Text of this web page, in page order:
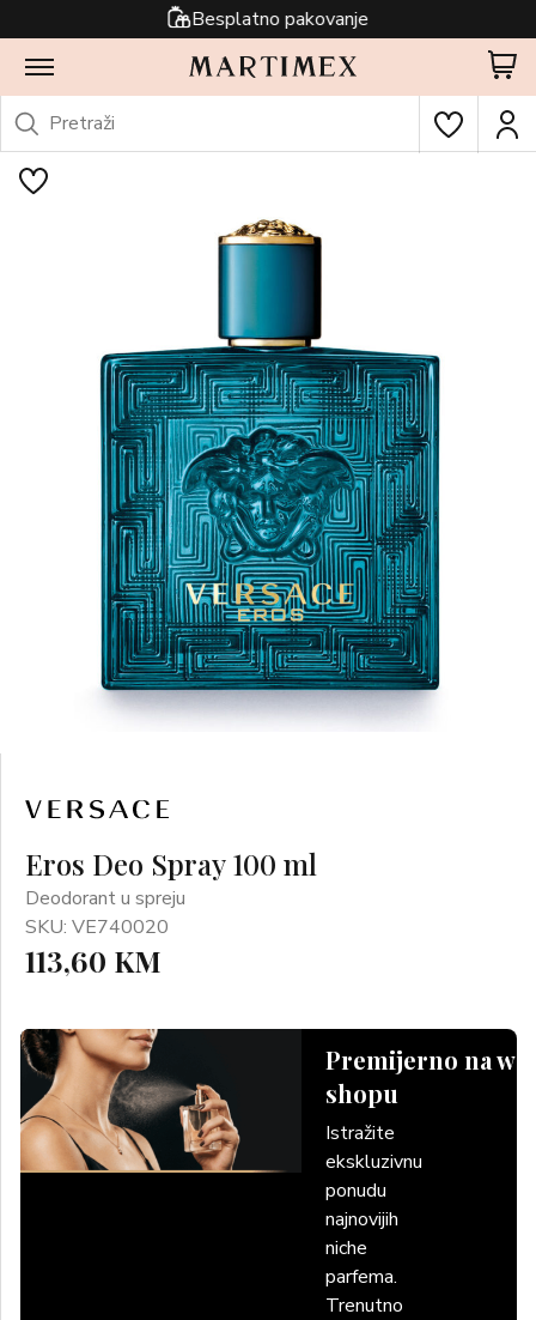
Besplatno pakovanje
Eros Deo Spray 100 ml
Deodorant u spreju
SKU: VE740020
113,60 KM
Premijerno na
shopu
Istražite
ekskluzivnu
ponudu
najnovijih
niche
parfema.
Trenutno